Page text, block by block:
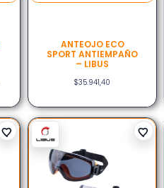
ANTEOJO ECO
SPORT ANTIEMPAÑO
– LIBUS
$35.941,40